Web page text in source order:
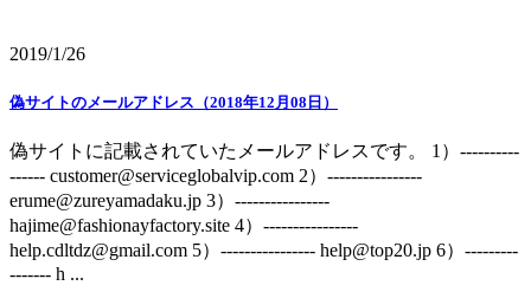
2019/1/26
偽サイトのメールアドレス（2018年12月08日）
偽サイトに記載されていたメールアドレスです。 1）----------
------ customer@serviceglobalvip.com 2）----------------
erume@zureyamadaku.jp 3）----------------
hajime@fashionayfactory.site 4）----------------
help.cdltdz@gmail.com 5）---------------- help@top20.jp 6）---------
------- h ...